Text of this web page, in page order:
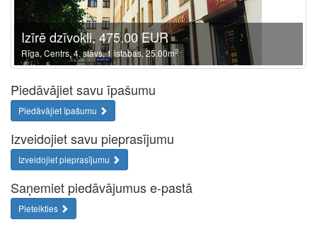
Izīrē dzīvokli, 475.00 EUR
Rīga, Centrs, 4. stāvs, 1 istabas, 25.00m2
Piedāvājiet savu īpašumu
Piedāvājiet īpašumu
Izveidojiet savu pieprasījumu
Izveidojiet pieprasījumu
Saņemiet piedāvājumus e-pastā
Pieteikties